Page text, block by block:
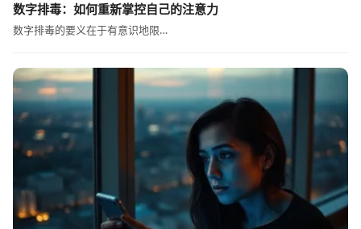
数字排毒：如何重新掌控自己的注意力
数字排毒的要义在于有意识地限…